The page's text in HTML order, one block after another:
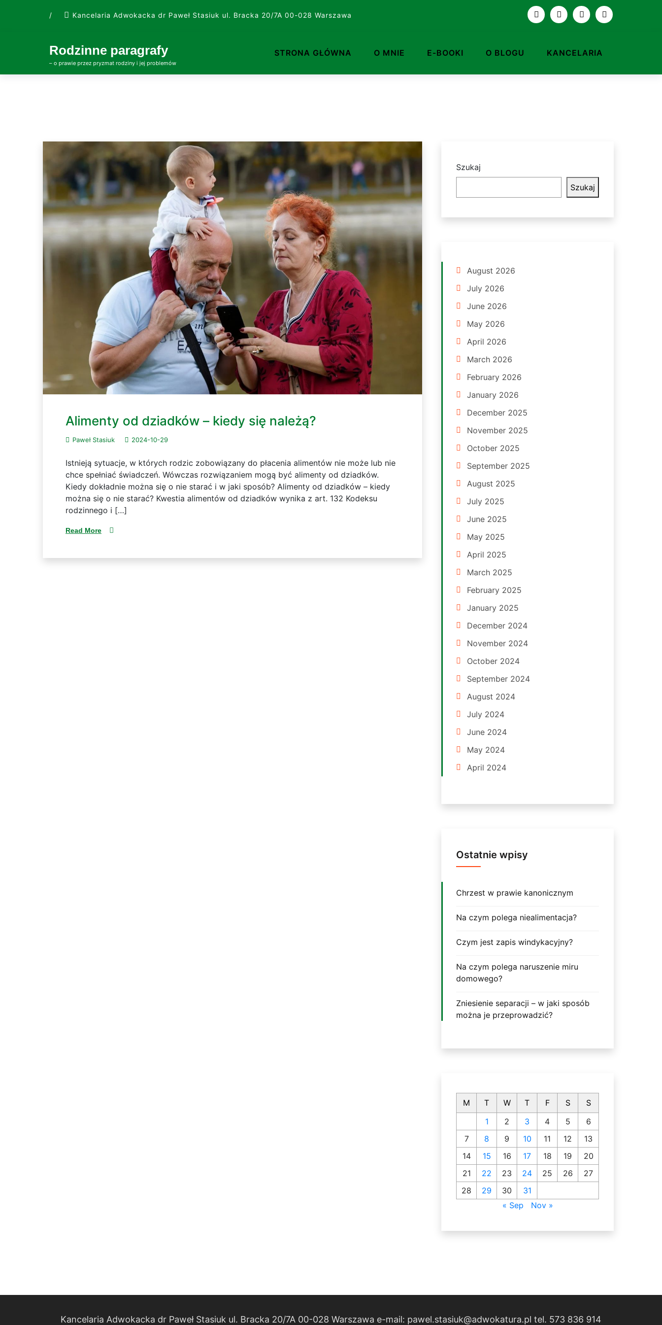
/ Kancelaria Adwokacka dr Paweł Stasiuk ul. Bracka 20/7A 00-028 Warszawa
Rodzinne paragrafy
– o prawie przez pryzmat rodziny i jej problemów
STRONA GŁÓWNA O MNIE E-BOOKI O BLOGU KANCELARIA
Alimenty od dziadków – kiedy się należą?
Paweł Stasiuk 2024-10-29
Istnieją sytuacje, w których rodzic zobowiązany do płacenia alimentów nie może lub nie
chce spełniać świadczeń. Wówczas rozwiązaniem mogą być alimenty od dziadków.
Kiedy dokładnie można się o nie starać i w jaki sposób? Alimenty od dziadków – kiedy
można się o nie starać? Kwestia alimentów od dziadków wynika z art. 132 Kodeksu
rodzinnego i […]
Read More
Szukaj
Szukaj
August 2026
July 2026
June 2026
May 2026
April 2026
March 2026
February 2026
January 2026
December 2025
November 2025
October 2025
September 2025
August 2025
July 2025
June 2025
May 2025
April 2025
March 2025
February 2025
January 2025
December 2024
November 2024
October 2024
September 2024
August 2024
July 2024
June 2024
May 2024
April 2024
Ostatnie wpisy
Chrzest w prawie kanonicznym
Na czym polega niealimentacja?
Czym jest zapis windykacyjny?
Na czym polega naruszenie miru
domowego?
Zniesienie separacji – w jaki sposób
można je przeprowadzić?
M T W T F S
S
1
2 3 4 5
6
7
8 9 10 11 12
13
14
15 16 17 18 19
20
21
22 23 24 25 26
27
28
29 30
31
« Sep
Nov »
Kancelaria Adwokacka dr Paweł Stasiuk ul. Bracka 20/7A 00-028 Warszawa e-mail: pawel.stasiuk@adwokatura.pl tel. 573 836 914